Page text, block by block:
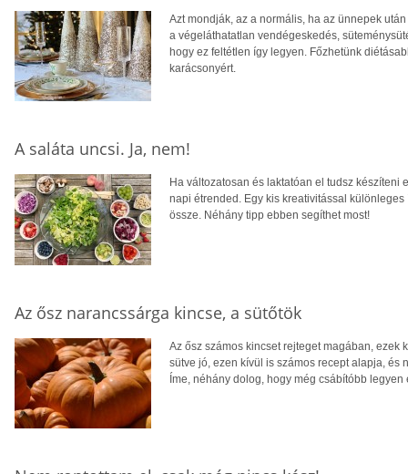
Azt mondják, az a normális, ha az ünnepek
a végeláthatatlan vendégeskedés,
hogy ez feltétlen így legyen. Főzhetünk
karácsonyért.
A saláta uncsi. Ja, nem!
Ha változatosan és laktatóan el tudsz készíteni
napi étrended. Egy kis kreativitással
össze. Néhány tipp ebben segíthet most!
Az ősz narancssárga kincse, a sütőtök
Az ősz számos kincset rejteget magában, ezek
sütve jó, ezen kívül is számos recept alapja, és
Íme, néhány dolog, hogy még csábítóbb legyen